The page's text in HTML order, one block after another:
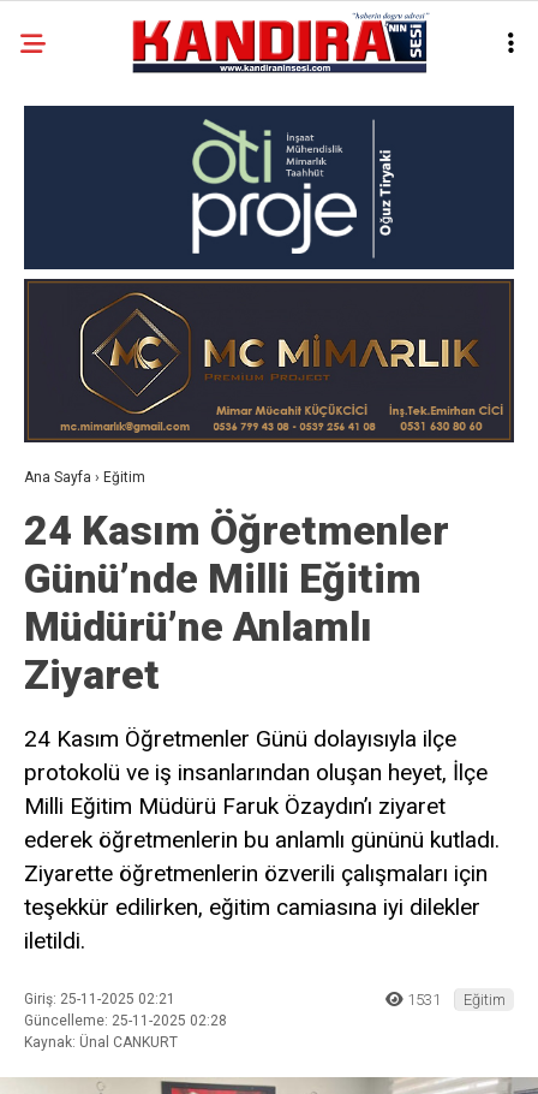
Ana Sayfa › Eğitim
24 Kasım Öğretmenler
Günü’nde Milli Eğitim
Müdürü’ne Anlamlı
Ziyaret
24 Kasım Öğretmenler Günü dolayısıyla ilçe
protokolü ve iş insanlarından oluşan heyet, İlçe
Milli Eğitim Müdürü Faruk Özaydın’ı ziyaret
ederek öğretmenlerin bu anlamlı gününü kutladı.
Ziyarette öğretmenlerin özverili çalışmaları için
teşekkür edilirken, eğitim camiasına iyi dilekler
iletildi.
Giriş: 25-11-2025 02:21
Güncelleme: 25-11-2025 02:28
Kaynak: Ünal CANKURT
1531 Eğitim